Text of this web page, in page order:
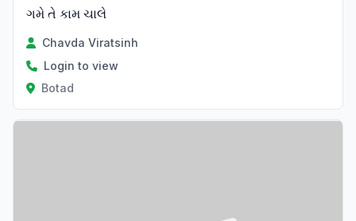
ગમે તે કામ ચાલે
Chavda Viratsinh
Login to view
Botad